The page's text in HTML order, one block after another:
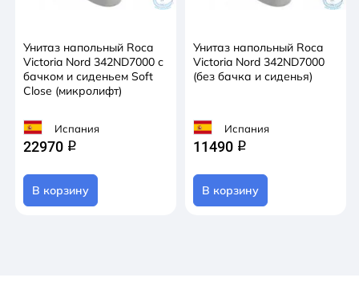
Унитаз напольный Roca
Victoria Nord 342ND7000 с
бачком и сиденьем Soft
Close (микролифт)
Испания
22970 q
В корзину
Унитаз напольный Roca
Victoria Nord 342ND7000
(без бачка и сиденья)
Испания
11490 q
В корзину